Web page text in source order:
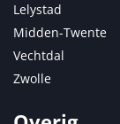
Lelystad
Midden-Twente
Vechtdal
Zwolle